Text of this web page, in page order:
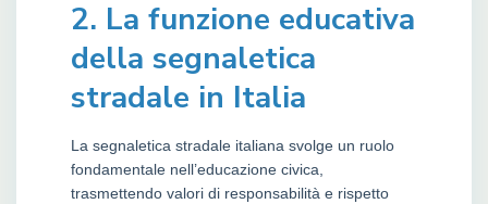
2. La funzione educativa
della segnaletica
stradale in Italia
La segnaletica stradale italiana svolge un ruolo
fondamentale nell’educazione civica,
trasmettendo valori di responsabilità e rispetto